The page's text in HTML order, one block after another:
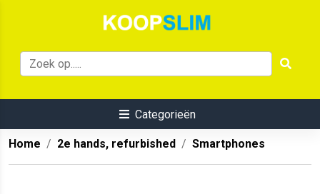
Categorieën
Home 2e hands, refurbished Smartphones